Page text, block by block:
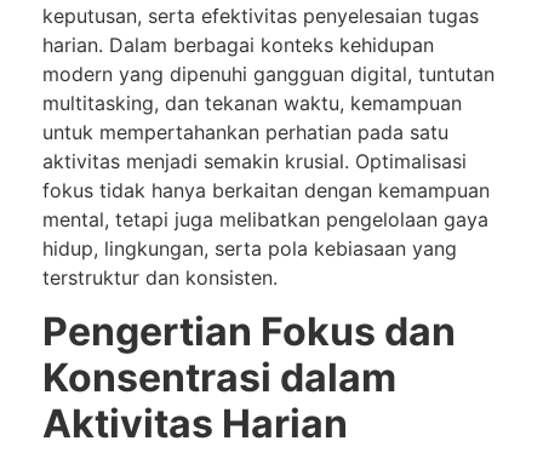
keputusan, serta efektivitas penyelesaian tugas
harian. Dalam berbagai konteks kehidupan
modern yang dipenuhi gangguan digital, tuntutan
multitasking, dan tekanan waktu, kemampuan
untuk mempertahankan perhatian pada satu
aktivitas menjadi semakin krusial. Optimalisasi
fokus tidak hanya berkaitan dengan kemampuan
mental, tetapi juga melibatkan pengelolaan gaya
hidup, lingkungan, serta pola kebiasaan yang
terstruktur dan konsisten.
Pengertian Fokus dan
Konsentrasi dalam
Aktivitas Harian